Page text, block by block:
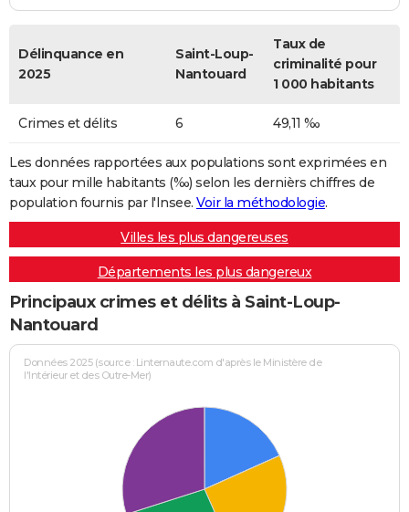
Délinquance en
2025
Saint-Loup-
Nantouard
Taux de
criminalité pour
1 000 habitants
Crimes et délits 6 49,11 ‰
Les données rapportées aux populations sont exprimées en
taux pour mille habitants (‰) selon les dernièrs chiffres de
population fournis par l'Insee. Voir la méthodologie.
Villes les plus dangereuses
Départements les plus dangereux
Principaux crimes et délits à Saint-Loup-
Nantouard
Données 2025 (source : Linternaute.com d'après le Ministère de
l'Intérieur et des Outre-Mer)